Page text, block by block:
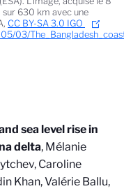
630 km avec une
CC BY-SA 3.0 IGO
03/
sea level rise in
delta, Mélanie
Caroline
Khan, Valérie Ballu,